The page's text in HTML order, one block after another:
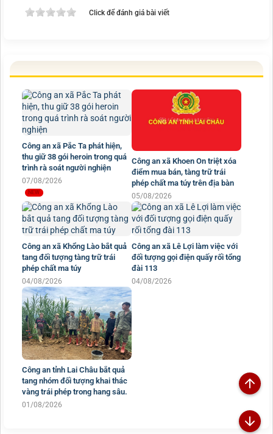
Click để đánh giá bài viết
Công an xã Pắc Ta phát hiện,
thu giữ 38 gói heroin trong quá
trình rà soát người nghiện
07/08/2026
Công an xã Khoen On triệt xóa
điểm mua bán, tàng trữ trái
phép chất ma túy trên địa bàn
05/08/2026
Công an xã Khổng Lào bắt quả
tang đối tượng tàng trữ trái
phép chất ma túy
04/08/2026
Công an xã Lê Lợi làm việc với
đối tượng gọi điện quấy rối tổng
đài 113
04/08/2026
Công an tỉnh Lai Châu bắt quả
tang nhóm đối tượng khai thác
vàng trái phép trong hang sâu.
01/08/2026